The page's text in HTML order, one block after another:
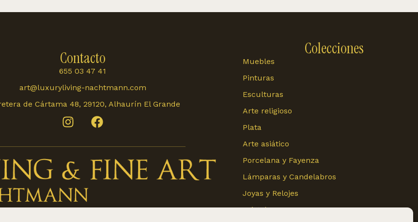
Contacto
655 03 47 41
art@luxuryliving-nachtmann.com
de Cártama 48, 29120, Alhaurín El Grande
Colecciones
Muebles
Pinturas
Esculturas
Arte religioso
Plata
Arte asiático
Porcelana y Fayenza
Lámparas y Candelabros
Joyas y Relojes
Cristal